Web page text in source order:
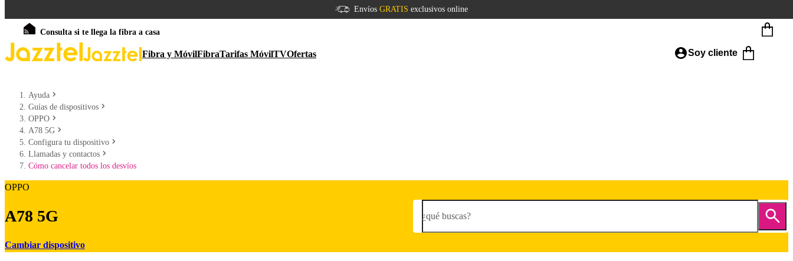
Envíos GRATIS exclusivos online
Consulta si te llega la fibra a casa
Fibra y MóvilFibraTarifas MóvilTVOfertas Soy cliente
Ayuda
Guías de dispositivos
OPPO
A78 5G
Configura tu dispositivo
Llamadas y contactos
Cómo cancelar todos los desvíos
OPPO
A78 5G
Cambiar dispositivo
¿qué buscas?